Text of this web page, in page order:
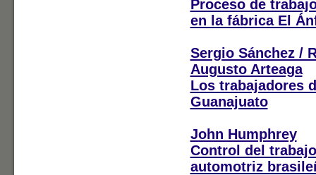
Proceso de
en la fábrica El
Sergio Sánchez /
Augusto Arteaga
Los trabajadores
Guanajuato
John Humphrey
Control del
automotriz